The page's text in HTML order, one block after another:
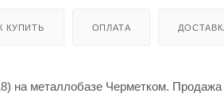
КУПИТЬ ОПЛАТА
на металлобазе Черметком. Продажа